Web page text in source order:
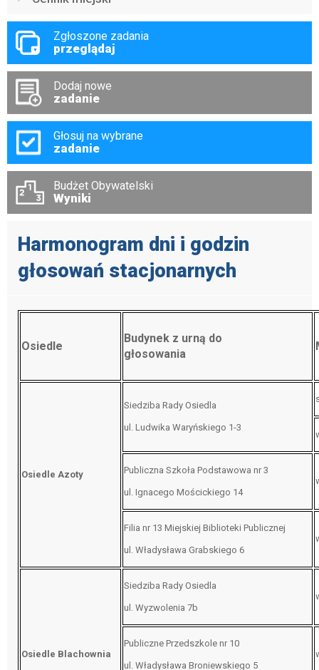
Zgłoszone zadania
przeglądaj
Dodaj nowe
zadanie
Głosuj na wybrane
zadanie
Budżet Obywatelski
Wyniki
Harmonogram dni i godzin
głosowań stacjonarnych
Osiedle
Budynek z urną do
głosowania
Osiedle Azoty
Siedziba Rady Osiedla
ul. Ludwika Waryńskiego 1-3
Publiczna Szkoła Podstawowa nr 3
ul. Ignacego Mościckiego 14
Filia nr 13 Miejskiej Biblioteki Publicznej
ul. Władysława Grabskiego 6
Osiedle Blachownia
Siedziba Rady Osiedla
ul. Wyzwolenia 7b
Publiczne Przedszkole nr 10
ul. Władysława Broniewskiego 5